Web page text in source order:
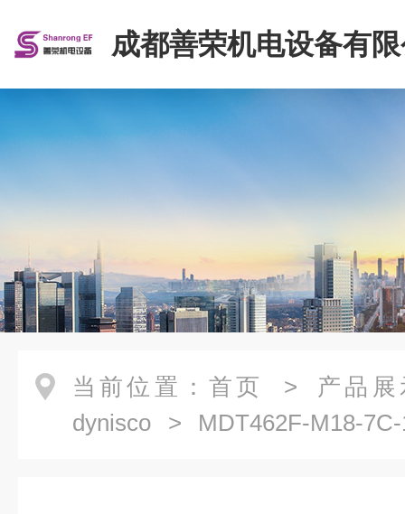
成都善荣机电设备有
当前位置： 首页 > 产品展
dynisco > MDT462F-M18-